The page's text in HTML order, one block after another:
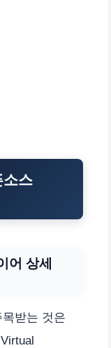
소스
어 상세
받는 것은